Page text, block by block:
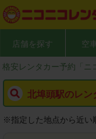
店舗を探す 空
格安レンタカー予約「ニ
北埠頭駅のレン
※指定した地点から近い